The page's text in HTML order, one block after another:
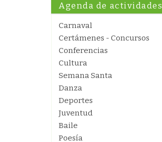
Agenda de actividades
Carnaval
Certámenes - Concursos
Conferencias
Cultura
Semana Santa
Danza
Deportes
Juventud
Baile
Poesía